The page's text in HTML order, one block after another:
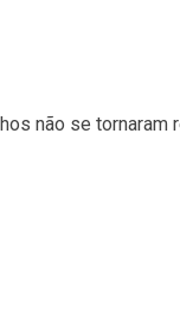
não se